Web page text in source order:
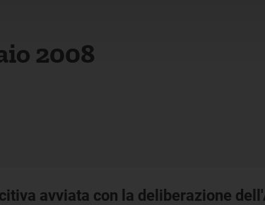
2008
avviata con la deliberazione